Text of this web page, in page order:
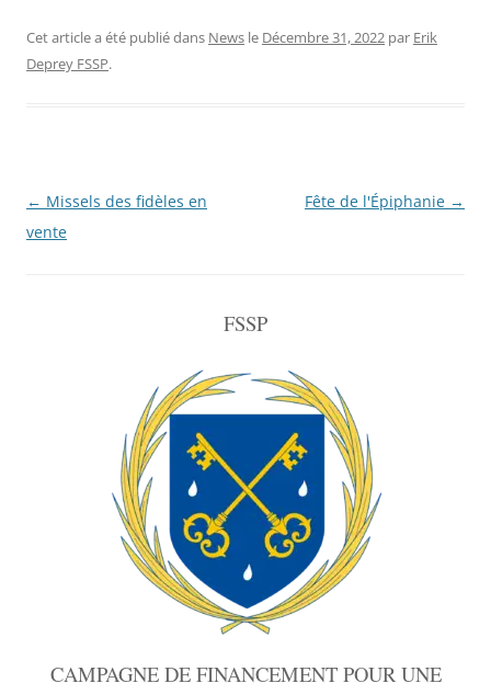
Cet article a été publié dans News le Décembre 31, 2022 par Erik
Deprey FSSP.
Navigation
de
← Missels des fidèles en
vente
Fête de l'Épiphanie →
FSSP
CAMPAGNE DE FINANCEMENT POUR UNE